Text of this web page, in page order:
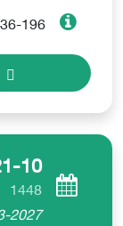
36-196
10
1448
2027